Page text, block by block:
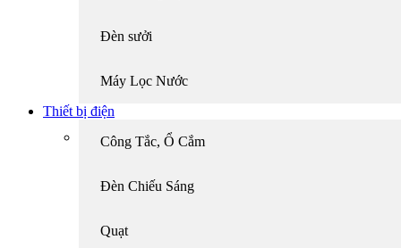
Đèn sưởi
Máy Lọc Nước
Thiết bị điện
Công Tắc, Ổ Cắm
Đèn Chiếu Sáng
Quạt